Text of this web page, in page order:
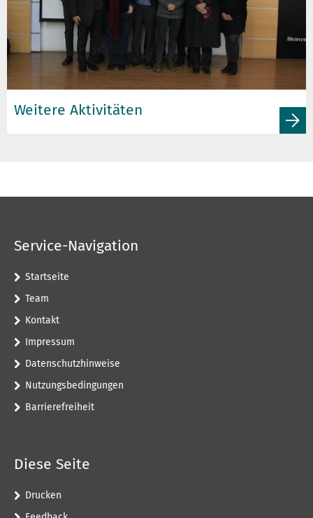
Weitere Aktivitäten
Service-Navigation
Startseite
Team
Kontakt
Impressum
Datenschutzhinweise
Nutzungsbedingungen
Barrierefreiheit
Diese Seite
Drucken